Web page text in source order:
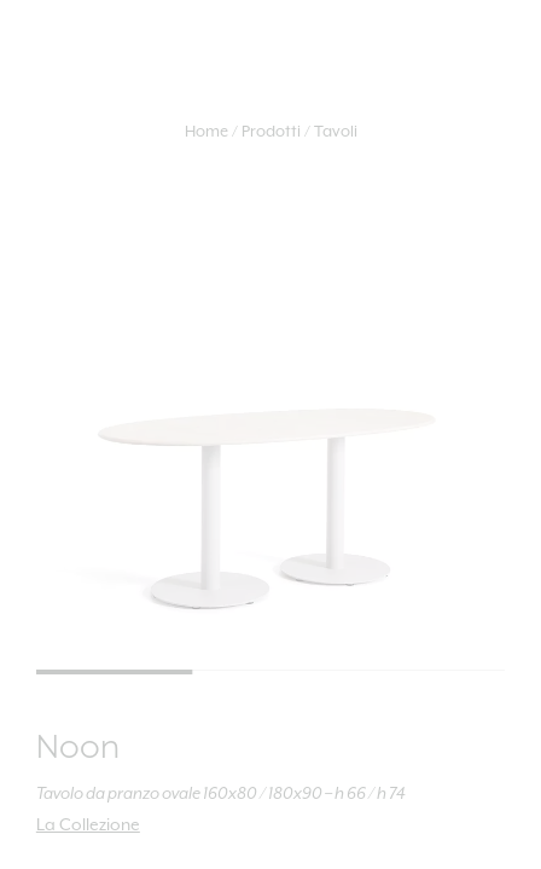
Home Prodotti Tavoli
Noon
Tavolo da pranzo ovale 160x80 / 180x90 – h 66 / h 74
La Collezione